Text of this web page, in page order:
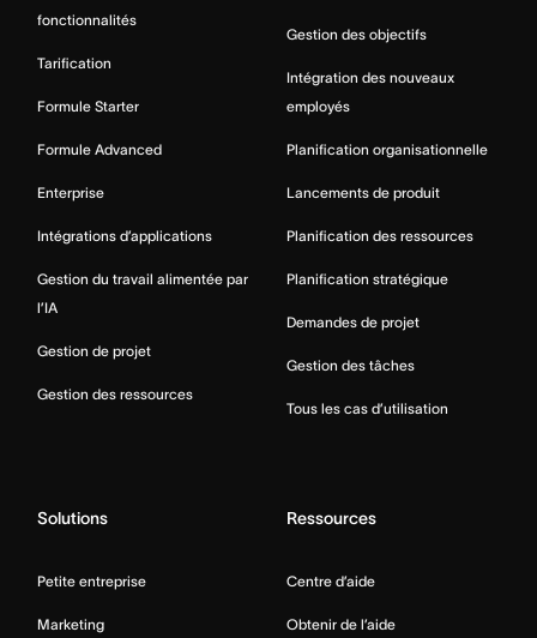
fonctionnalités
Tarification
Formule Starter
Formule Advanced
Enterprise
Intégrations d’applications
Gestion du travail alimentée par
l’IA
Gestion de projet
Gestion des ressources
Gestion des objectifs
Intégration des nouveaux
employés
Planification organisationnelle
Lancements de produit
Planification des ressources
Planification stratégique
Demandes de projet
Gestion des tâches
Tous les cas d’utilisation
Solutions
Petite entreprise
Marketing
Ressources
Centre d’aide
Obtenir de l’aide